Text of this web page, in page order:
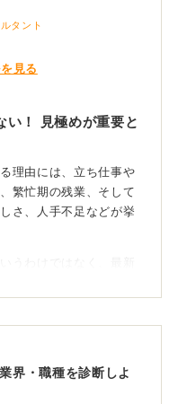
タント
見る
い！ 見極めが重要と
理由には、立ち仕事や
繁忙期の残業、そして
さ、人手不足などが挙
うわけではなく、最新
て、働きやすさが向上
用して職場の実情を
界・職種を診断しよ